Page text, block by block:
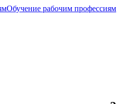
Обучение рабочим профессиям